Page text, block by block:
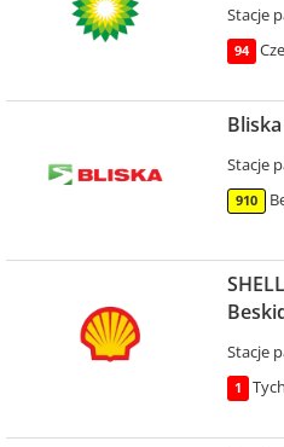
Stacje
94
Stacje
910
Stacje
1